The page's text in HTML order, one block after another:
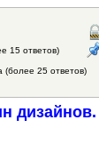
15 ответов)
(более 25 ответов)
дизайнов.